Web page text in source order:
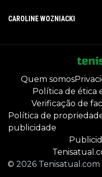
CAROLINE WOZNIACKI
Quem somos
Política de ética
Verificação de
Política de
publicidade
© 2026 Tenisatual.com